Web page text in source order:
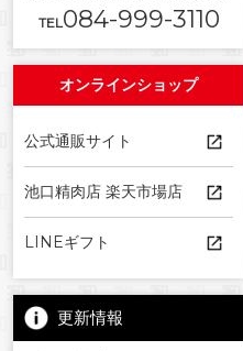
TEL084-999-3110
オンラインショップ
公式通販サイト
池口精肉店 楽天市場店
LINEギフト
更新情報